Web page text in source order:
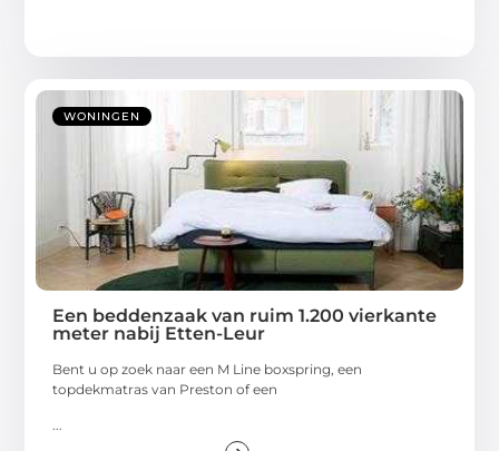
WONINGEN
Een beddenzaak van ruim 1.200 vierkante
meter nabij Etten-Leur
Bent u op zoek naar een M Line boxspring, een
topdekmatras van Preston of een
...